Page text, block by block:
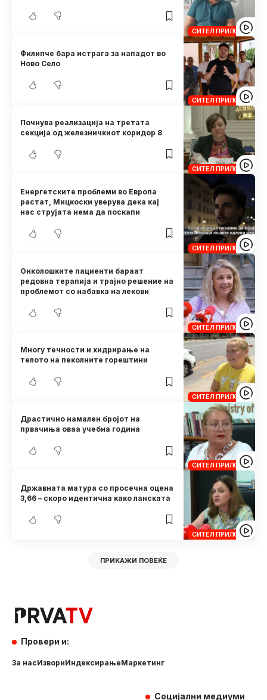
СИТЕЛ ПРИЛОЗИ
СИТЕЛ ПРИЛОЗИ
Филипче бара истрага за нападот во
Ново Село
СИТЕЛ ПРИЛОЗИ
Почнува реализација на третата
секција од железничкиот коридор 8
СИТЕЛ ПРИЛОЗИ
Енергетските проблеми во Европа
растат, Мицкоски уверува дека кај
нас струјата нема да поскапи
СИТЕЛ ПРИЛОЗИ
Онколошките пациенти бараат
редовна терапија и трајно решение на
проблемот со набавка на лекови
СИТЕЛ ПРИЛОЗИ
Многу течности и хидрирање на
телото на пеколните горештини
СИТЕЛ ПРИЛОЗИ
Драстично намален бројот на
првачиња оваа учебна година
СИТЕЛ ПРИЛОЗИ
Државната матура со просечна оцена
3,66 – скоро идентична како ланската
ПРИКАЖИ ПОВЕЌЕ
Провери и:
За насИзвориИндексирањеМаркетинг
Социјални медиуми